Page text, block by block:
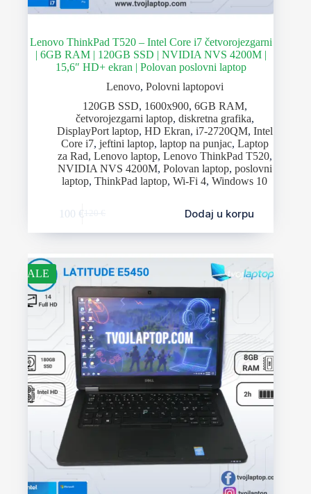
Lenovo ThinkPad T520 – Intel Core i7 četvorojezgarni
| 6GB RAM | 120GB SSD | NVIDIA NVS 4200M |
15,6″ HD+ ekran | Polovan poslovni laptop
Lenovo, Polovni laptopovi
120GB SSD, 1600x900, 6GB RAM,
četvorojezgarni laptop, diskretna grafika,
DisplayPort laptop, HD Ekran, i7-2720QM, Intel
Core i7, jeftini laptop, laptop na punjac, Laptop
za Rad, Lenovo laptop, Lenovo ThinkPad T520,
NVIDIA NVS 4200M, Polovan laptop, poslovni
laptop,ThinkPad laptop,Wi-Fi 4,Windows 10
100 € Dodaj u korpu
SALE